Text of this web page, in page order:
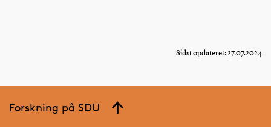
Sidst opdateret: 27.07.2024
Forskning på SDU